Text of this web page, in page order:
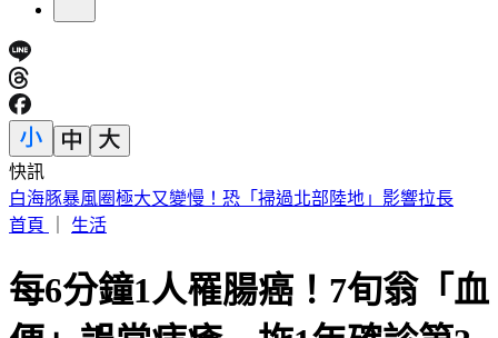
快訊
3字華語天王」爆私生子！周杰倫衰被捲入 杰威爾不忍了喊
告
每6分鐘1人罹腸癌！7旬翁「血